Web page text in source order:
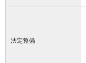
法定整備